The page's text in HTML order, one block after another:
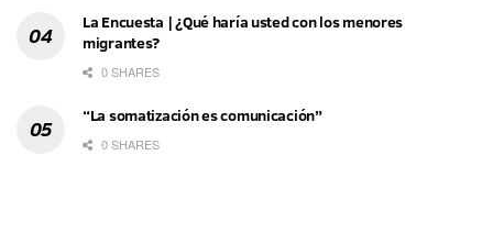
La Encuesta | ¿Qué haría usted con los menores
migrantes?
0 SHARES
“La somatización es comunicación”
0 SHARES